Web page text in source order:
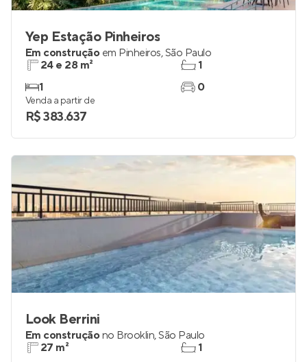
Yep Estação Pinheiros
Em construção em Pinheiros,São Paulo
24 e 28 m²
1
1
0
Venda a partir de
R$ 383.637
Look Berrini
Em construçãono Brooklin,São Paulo
27 m²
1